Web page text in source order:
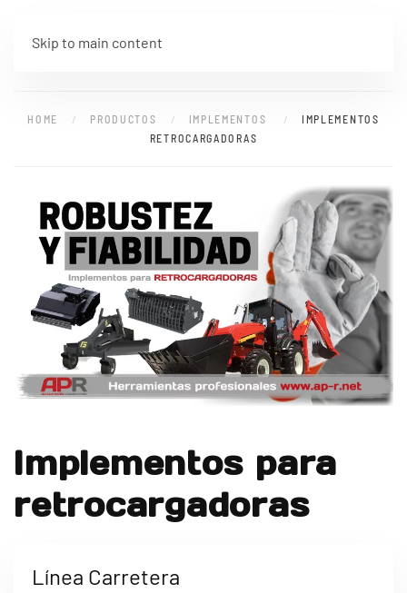
Skip to main content
HOME PRODUCTOS IMPLEMENTOS
IMPLEMENTOS
RETROCARGADORAS
Implementos para
retrocargadoras
Línea Carretera